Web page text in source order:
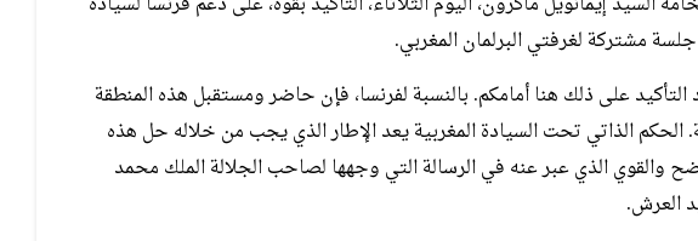
مشتركة لغرفتي البرلمان المغربي.
على ذلك هنا أمامكم. بالنسبة لفرنسا، فإن حاضر ومستقبل هذه المنطقة
الحكم الذاتي تحت السيادة المغربية يعد الإطار الذي يجب من خلاله حل هذه
والقوي الذي عبر عنه في الرسالة التي وجهها لصاحب الجلالة الملك محمد